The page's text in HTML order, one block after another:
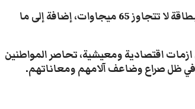
وأضافت أن مولدًا وحيدًا في محطة “بترومسيلة” يعمل حالياً بطاقة لا تتجاوز 65 ميجاوات، إضافة إلى ما
اقتصادية ومعيشية، تحاصر المواطنين
ظل صراع وضاعف آلامهم ومعاناتهم.